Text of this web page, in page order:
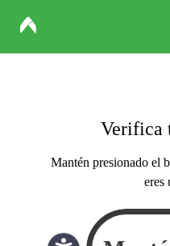
Verifica
Mantén presionado el
eres